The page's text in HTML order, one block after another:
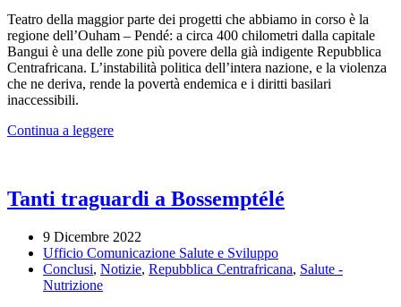
Teatro della maggior parte dei progetti che abbiamo in corso è la
regione dell’Ouham – Pendé: a circa 400 chilometri dalla capitale
Bangui è una delle zone più povere della già indigente Repubblica
Centrafricana. L’instabilità politica dell’intera nazione, e la violenza
che ne deriva, rende la povertà endemica e i diritti basilari
inaccessibili.
Continua a leggere
Tanti traguardi a Bossemptélé
9 Dicembre 2022
Ufficio Comunicazione Salute e Sviluppo
Conclusi, Notizie, Repubblica Centrafricana, Salute -
Nutrizione